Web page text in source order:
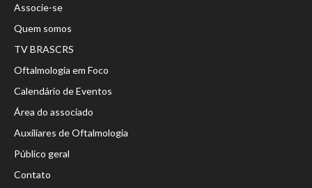
Associe-se
Quem somos
TV BRASCRS
Oftalmologia em Foco
Calendário de Eventos
Área do associado
Auxiliares de Oftalmologia
Público geral
Contato